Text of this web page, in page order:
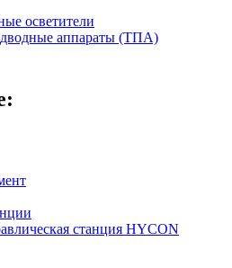
осветители
аппараты (ТПА)
станция HYCON